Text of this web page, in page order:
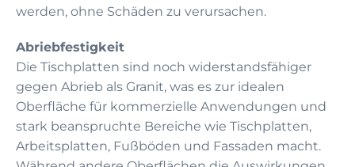
werden, ohne Schäden zu verursachen.
Abriebfestigkeit
Die Tischplatten sind noch widerstandsfähiger
gegen Abrieb als Granit, was es zur idealen
Oberfläche für kommerzielle Anwendungen und
stark beanspruchte Bereiche wie Tischplatten,
Arbeitsplatten, Fußböden und Fassaden macht.